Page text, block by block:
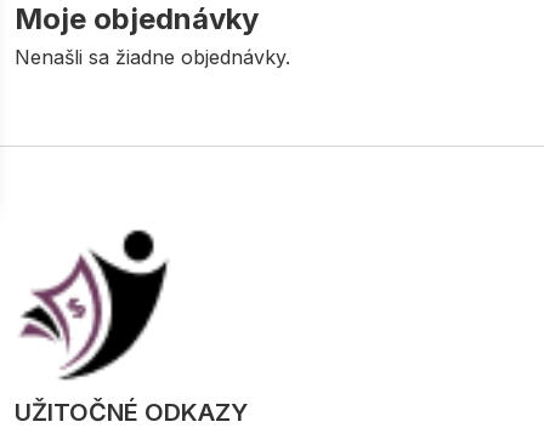
Moje objednávky
Nenašli sa žiadne objednávky.
UŽITOČNÉ ODKAZY